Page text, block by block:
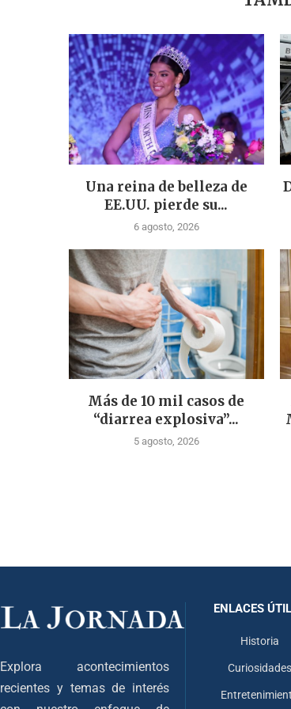
Una reina de belleza de
EE.UU. pierde su...
6 agosto, 2026
Más de 10 mil casos de
“diarrea explosiva”...
5 agosto, 2026
Explora acontecimientos
recientes y temas de interés
ENLACES
Historia
Curiosidades